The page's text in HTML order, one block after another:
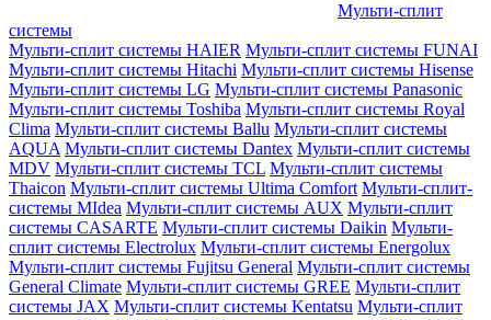
Мульти-сплит
системы
Мульти-сплит системы HAIER Мульти-сплит системы FUNAI
Мульти-сплит системы Hitachi Мульти-сплит системы Hisense
Мульти-сплит системы LG Мульти-сплит системы Panasonic
Мульти-сплит системы Toshiba Мульти-сплит системы Royal
Clima Мульти-сплит системы Ballu Мульти-сплит системы
AQUA Мульти-сплит системы Dantex Мульти-сплит системы
MDV Мульти-сплит системы TCL Мульти-сплит системы
Thaicon Мульти-сплит системы Ultima Comfort Мульти-сплит-
системы MIdea Мульти-сплит системы AUX Мульти-сплит
системы CASARTE Мульти-сплит системы Daikin Мульти-
сплит системы Electrolux Мульти-сплит системы Energolux
Мульти-сплит системы Fujitsu General Мульти-сплит системы
General Climate Мульти-сплит системы GREE Мульти-сплит
системы JAX Мульти-сплит системы Kentatsu Мульти-сплит